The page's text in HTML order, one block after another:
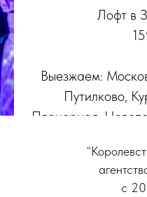
Лофт в
Выезжаем:
Путилково,
Планерная,
Красногорск) и
с